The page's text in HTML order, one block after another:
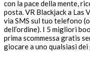
con la pace della mente,
posta. VR Blackjack a Las
via SMS sul tuo telefono
dell’ordine). I 5 migliori
prima scommessa gratis
giocare a uno qualsiasi